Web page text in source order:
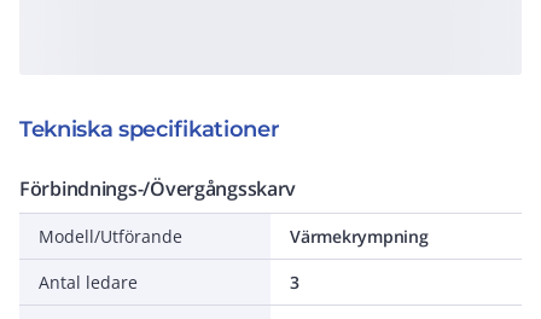
Tekniska specifikationer
Förbindnings-/Övergångsskarv
Modell/Utförande
Värmekrympning
Antal ledare
3